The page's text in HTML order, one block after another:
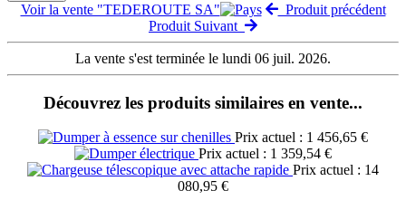
Voir la vente "TEDEROUTE SA"
Produit précédent
Produit Suivant
La vente s'est terminée le lundi 06 juil. 2026.
Découvrez les produits similaires en vente...
Prix actuel : 1 456,65 €
Prix actuel : 1 359,54 €
Prix actuel : 14
080,95 €